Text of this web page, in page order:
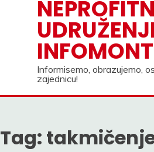
INFOMONT
Informisemo, obrazujemo,
zajednicu!
Tag: